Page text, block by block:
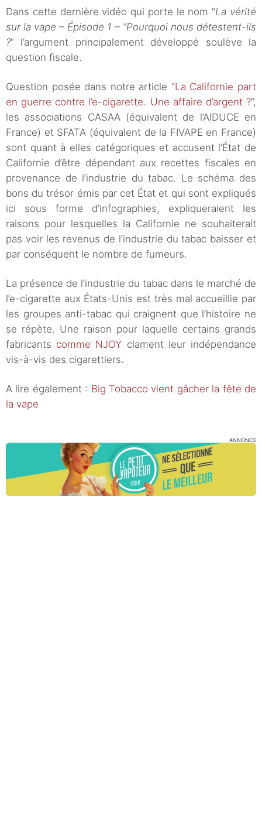
Dans cette dernière vidéo qui porte le nom “La vérité
sur la vape – Épisode 1 – “Pourquoi nous détestent-ils
?” l’argument principalement développé soulève la
question fiscale.
Question posée dans notre article “La Californie part
en guerre contre l’e-cigarette. Une affaire d’argent ?“,
les associations CASAA (équivalent de l’AIDUCE en
France) et SFATA (équivalent de la FIVAPE en France)
sont quant à elles catégoriques et accusent l’État de
Californie d’être dépendant aux recettes fiscales en
provenance de l’industrie du tabac. Le schéma des
bons du trésor émis par cet État et qui sont expliqués
ici sous forme d’infographies, expliqueraient les
raisons pour lesquelles la Californie ne souhaiterait
pas voir les revenus de l’industrie du tabac baisser et
par conséquent le nombre de fumeurs.
La présence de l’industrie du tabac dans le marché de
l’e-cigarette aux États-Unis est très mal accueillie par
les groupes anti-tabac qui craignent que l’histoire ne
se répète. Une raison pour laquelle certains grands
fabricants comme NJOY clament leur indépendance
vis-à-vis des cigarettiers.
A lire également : Big Tobacco vient gâcher la fête de
la vape
ANNONCE